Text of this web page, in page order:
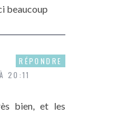
beaucoup
20:11
bien, et les
RÉPONDRE